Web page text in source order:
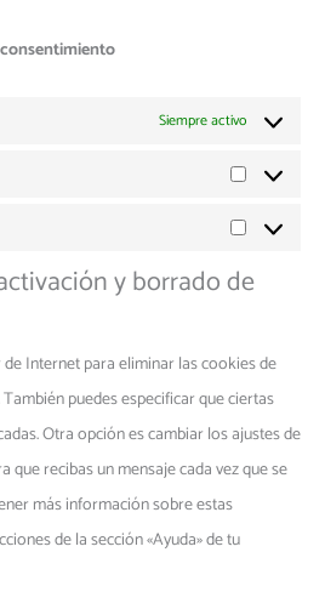
Siempre activo
y borrado de
Internet para eliminar las cookies de
puedes especificar que ciertas
Otra opción es cambiar los ajustes de
que recibas un mensaje cada vez que se
más información sobre estas
de la sección «Ayuda» de tu